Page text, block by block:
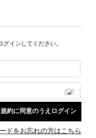
インしてください。
ドをお忘れの方はこちら